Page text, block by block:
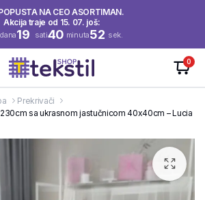
NA CEO ASORTIMAN.
Akcija traje od 15. 07. još:
dana19 sati40 minuta52 sek.
0
Prekrivači
sa ukrasnom jastučnicom 40x40cm – Lucia